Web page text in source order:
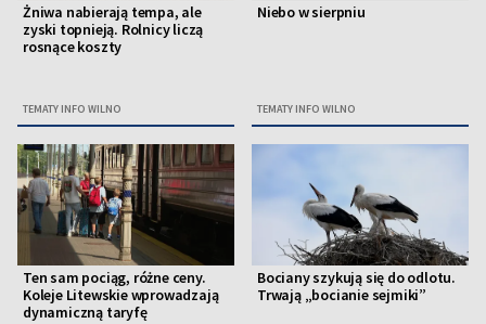
Żniwa nabierają tempa, ale
zyski topnieją. Rolnicy liczą
rosnące koszty
TEMATY INFO WILNO
Niebo w sierpniu
TEMATY INFO WILNO
Ten sam pociąg, różne ceny.
Koleje Litewskie wprowadzają
dynamiczną taryfę
Bociany szykują się do odlotu.
Trwają „bocianie sejmiki”